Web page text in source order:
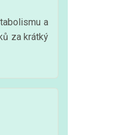
a
za krátký